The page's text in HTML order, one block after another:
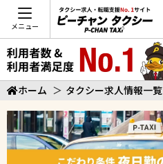
メニュー
ホーム ＞ タクシー求人情報一覧